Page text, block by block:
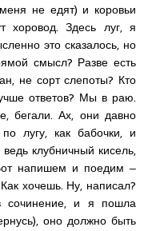
не едят) и коровьи
хоровод. Здесь луг, я
это сказалось, но
смысл? Разве есть
не сорт слепоты? Кто
ответов? Мы в раю.
бегали. Ах, они давно
лугу, как бабочки, и
клубничный кисель,
напишем и поедим ‒
хочешь. Ну, написал?
сочинение, и я пошла
оно должно быть